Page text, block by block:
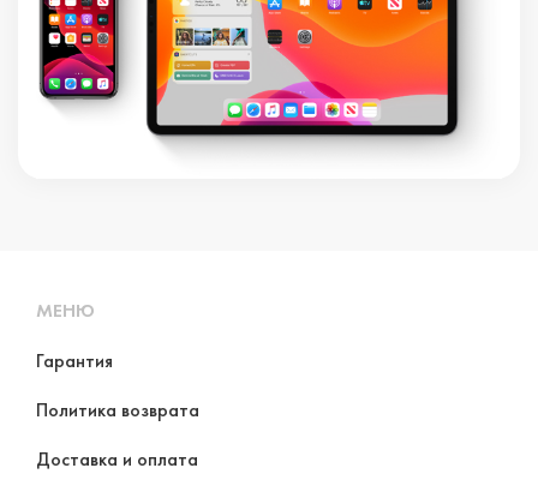
МЕНЮ
Гарантия
Политика возврата
Доставка и оплата